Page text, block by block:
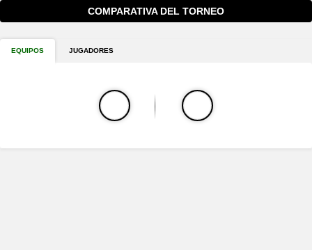
COMPARATIVA DEL TORNEO
EQUIPOS JUGADORES